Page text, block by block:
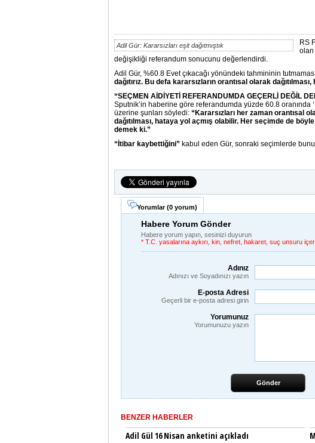
Adil Gür: Kararsızları eşit dağıtmıştık
RS
olan
değişikliği referandum sonucunu değerlendirdi.
Adil Gür, %60.8 Evet çıkacağı yönündeki tahmininin
dağıtırız. Bu defa kararsızların orantısal olarak
“SEÇMEN AİDİYETİ REFERANDUMDA GEÇERLİ DEĞİL
Sputnik’in haberine göre referandumda yüzde 60.8 oranında
üzerine şunları söyledi: “Kararsızları her zaman orantısal
dağıtılması, hataya yol açmış olabilir. Her seçimde de
demek ki.”
“İtibar kaybettiğini” kabul eden Gür, sonraki seçimlerde
Yorumlar (0 yorum)
Habere Yorum Gönder
Habere yorum yapın, sesinizi duyurun
* T.C. yasalarına aykırı, kin, nefret, hakaret, suç unsuru
Adınız
Adınızı ve Soyadınızı yazın
E-posta Adresi
Geçerli bir e-posta adresi girin
Yorumunuz
Yorumunuzu yazın
Gönder
BENZER HABERLER
Adil Gül 16 Nisan anketini açıkladı